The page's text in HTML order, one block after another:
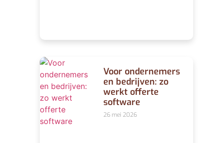
Voor ondernemers
en bedrijven: zo
werkt offerte
software
26 mei 2026